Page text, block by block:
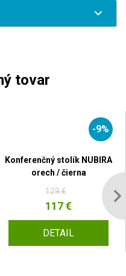
tovar
-9%
Konferenčný stolík NUBIRA
orech / čierna
129 €
117 €
DETAIL